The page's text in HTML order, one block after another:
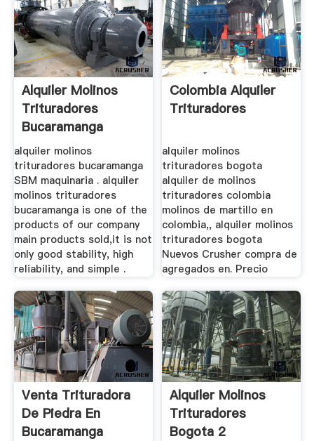
Alquiler Molinos
Trituradores
Bucaramanga
alquiler molinos
trituradores bucaramanga
SBM maquinaria . alquiler
molinos trituradores
bucaramanga is one of the
products of our company
main products sold,it is not
only good stability, high
reliability, and simple .
Colombia Alquiler
Trituradores
alquiler molinos
trituradores bogota
alquiler de molinos
trituradores colombia
molinos de martillo en
colombia,, alquiler molinos
trituradores bogota
Nuevos Crusher compra de
agregados en. Precio
Venta Trituradora
De Piedra En
Bucaramanga
Alquiler Molinos
Trituradores
Bogota 2